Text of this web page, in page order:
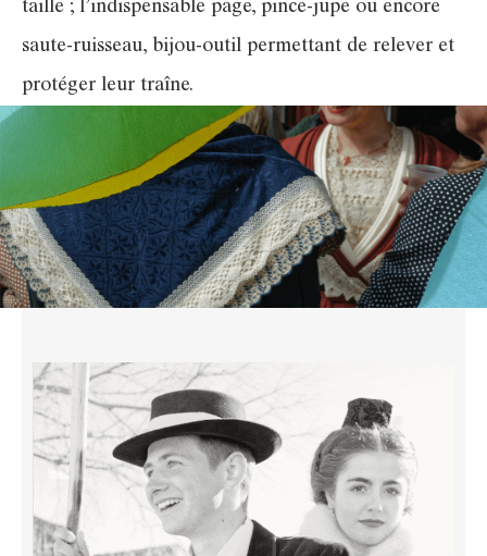
taille ; l’indispensable page, pince-jupe ou encore
saute-ruisseau, bijou-outil permettant de relever et
protéger leur traîne.